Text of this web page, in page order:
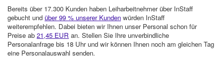
Bereits über 17.300 Kunden haben Leiharbeitnehmer über InStaff
gebucht und über 99 % unserer Kunden würden InStaff
weiterempfehlen. Dabei bieten wir Ihnen unser Personal schon für
Preise ab 21,45 EUR an. Stellen Sie Ihre unverbindliche
Personalanfrage bis 18 Uhr und wir können Ihnen noch am gleichen Tag
eine Personalauswahl senden.